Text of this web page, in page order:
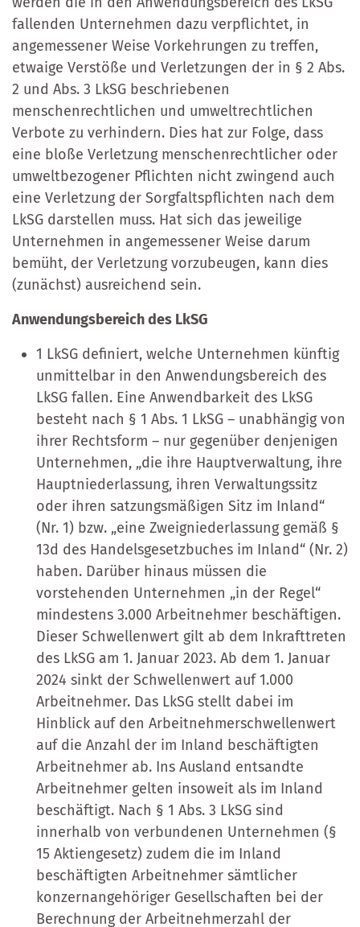
fallenden Unternehmen dazu verpflichtet, in
angemessener Weise Vorkehrungen zu treffen,
etwaige Verstöße und Verletzungen der in § 2 Abs.
2 und Abs. 3 LkSG beschriebenen
menschenrechtlichen und umweltrechtlichen
Verbote zu verhindern. Dies hat zur Folge, dass
eine bloße Verletzung menschenrechtlicher oder
umweltbezogener Pflichten nicht zwingend auch
eine Verletzung der Sorgfaltspflichten nach dem
LkSG darstellen muss. Hat sich das jeweilige
Unternehmen in angemessener Weise darum
bemüht, der Verletzung vorzubeugen, kann dies
(zunächst) ausreichend sein.
Anwendungsbereich des LkSG
1 LkSG definiert, welche Unternehmen künftig
unmittelbar in den Anwendungsbereich des
LkSG fallen. Eine Anwendbarkeit des LkSG
besteht nach § 1 Abs. 1 LkSG – unabhängig von
ihrer Rechtsform – nur gegenüber denjenigen
Unternehmen, „die ihre Hauptverwaltung, ihre
Hauptniederlassung, ihren Verwaltungssitz
oder ihren satzungsmäßigen Sitz im Inland“
(Nr. 1) bzw. „eine Zweigniederlassung gemäß §
13d des Handelsgesetzbuches im Inland“ (Nr. 2)
haben. Darüber hinaus müssen die
vorstehenden Unternehmen „in der Regel“
mindestens 3.000 Arbeitnehmer beschäftigen.
Dieser Schwellenwert gilt ab dem Inkrafttreten
des LkSG am 1. Januar 2023. Ab dem 1. Januar
2024 sinkt der Schwellenwert auf 1.000
Arbeitnehmer. Das LkSG stellt dabei im
Hinblick auf den Arbeitnehmerschwellenwert
auf die Anzahl der im Inland beschäftigten
Arbeitnehmer ab. Ins Ausland entsandte
Arbeitnehmer gelten insoweit als im Inland
beschäftigt. Nach § 1 Abs. 3 LkSG sind
innerhalb von verbundenen Unternehmen (§
15 Aktiengesetz) zudem die im Inland
beschäftigten Arbeitnehmer sämtlicher
konzernangehöriger Gesellschaften bei der
Berechnung der Arbeitnehmerzahl der